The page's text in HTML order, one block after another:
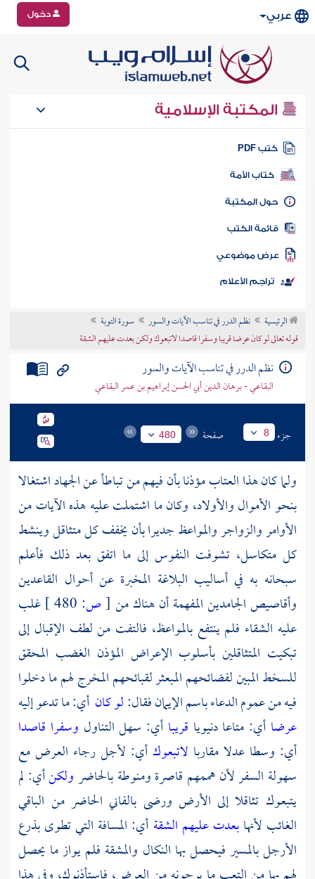
عربي دخول
المكتبة الإسلامية
كتب PDF
كتاب الأمة
المكتبة
الكتب
موضوعي
تراجم الأعلام
الرئيسية نظم الدرر في تناسب الآيات والسور
سورة التوبة
قوله تعالى لو كان عرضا قريبا وسفرا قاصدا لاتبعوك ولكن بعدت عليهم الشقة
نظم الدرر في تناسب الآيات والسور
البقاعي - برهان الدين أبي الحسن إبراهيم بن عمر البقاعي
جزء 8 صفحة 480
ولما كان هذا العتاب مؤذنا بأن فيهم من تباطأ عن الجهاد اشتغالا
بنحو الأموال والأولاد، وكان ما اشتملت عليه هذه الآيات من
الأوامر والزواجر والمواعظ جديرا بأن يخفف كل متثاقل وينشط
كل متكاسل، تشوفت النفوس إلى ما اتفق بعد ذلك فأعلم
سبحانه به في أساليب البلاغة المخبرة عن أحوال القاعدين
وأقاصيص الجامدين المفهمة أن هناك من [ص:
غلب
عليه الشقاء فلم ينتفع بالمواعظ، فالتفت من لطف الإقبال إلى
تبكيت المتثاقلين بأسلوب الإعراض المؤذن الغضب المحقق
للسخط المبين لفضائحهم المبعثر لقبائحهم المخرج لهم ما دخلوا
فيه من عموم الدعاء باسم الإيمان فقال:لو كان أي: ما تدعو إليه
عرضا أي: متاعا دنيويا قريبا أي: سهل التناول وسفرا قاصدا
أي: وسطا عدلا مقاربا لاتبعوك أي: لأجل رجاء العرض مع
سهولة السفر لأن هممهم قاصرة ومنوطة بالحاضرولكنأي: لم
يتبعوك تثاقلا إلى الأرض ورضى بالفاني الحاضر من الباقي
الغائب لأنهابعدت عليهم الشقة أي: المسافة التي تطوى بذرع
الأرجل بالمسير فيحصل بها النكال والمشقة فلم يواز ما يحصل